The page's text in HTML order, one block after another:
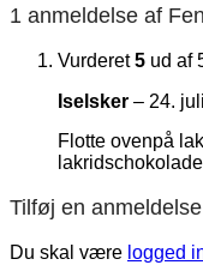
1 anmeldelse af
Vurderet5 ud af
Iselsker – 24.
Flotte ovenpå
Tilføj en
Du skal være logged